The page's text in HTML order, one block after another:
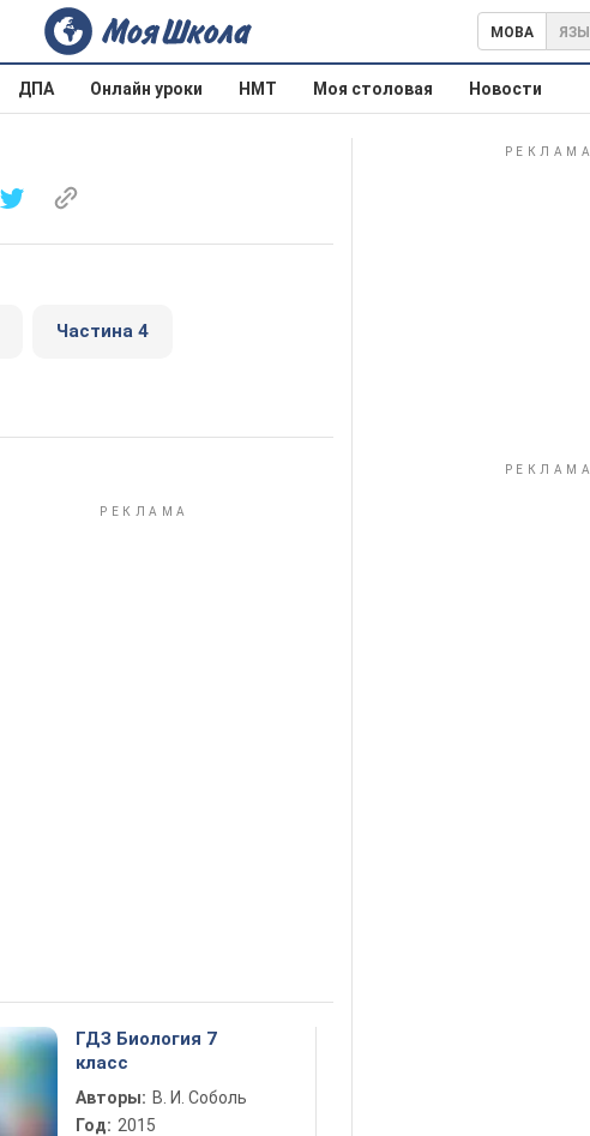
МОВА
ДПА Онлайн уроки НМТ Моя столовая Новости
Частина 4
ГДЗ Биология 7
класс
Авторы: В. И. Соболь
Год: 2015